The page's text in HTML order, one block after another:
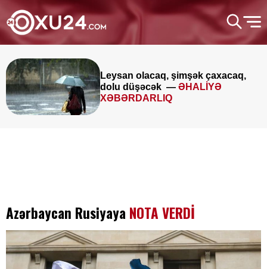
Leysan olacaq, şimşək çaxacaq,
dolu düşəcək — ƏHALİYƏ
XƏBƏRDARLIQ
Azərbaycan Rusiyaya NOTA VERDİ